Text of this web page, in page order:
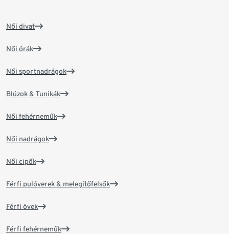
Női divat
Női órák
Női sportnadrágok
Blúzok & Tunikák
Női fehérneműk
Női nadrágok
Női cipők
Férfi pulóverek & melegítőfelsők
Férfi övek
Férfi fehérneműk